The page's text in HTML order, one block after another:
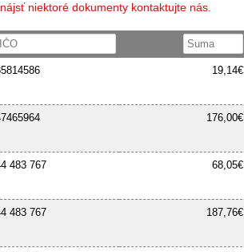
niektoré dokumenty kontaktujte nás.
19,14€
176,00€
483 767 68,05€
483 767 187,76€